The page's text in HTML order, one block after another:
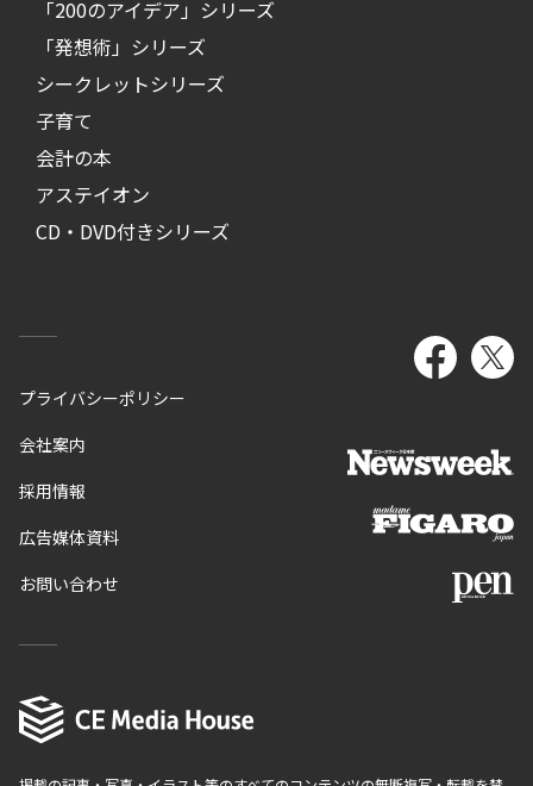
「200のアイデア」シリーズ
「発想術」シリーズ
シークレットシリーズ
子育て
会計の本
アステイオン
CD・DVD付きシリーズ
プライバシーポリシー
会社案内
採用情報
広告媒体資料
お問い合わせ